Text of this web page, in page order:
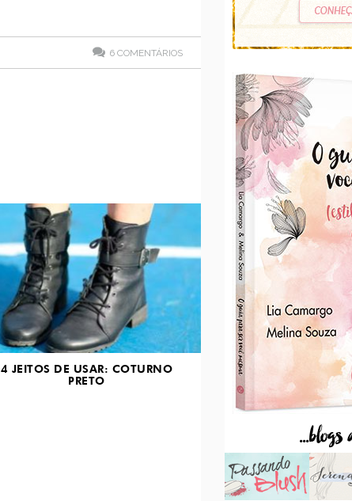
6 COMENTÁRIOS
4 JEITOS DE USAR: COTURNO
PRETO
...blogs